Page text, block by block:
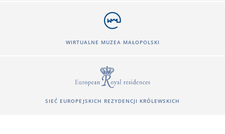
WIRTUALNE MUZEA MAŁOPOLSKI
SIEĆ EUROPEJSKICH REZYDENCJI KRÓLEWSKICH